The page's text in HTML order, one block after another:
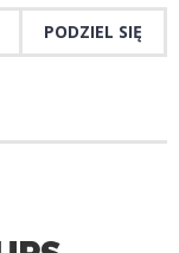
PODZIEL SIĘ